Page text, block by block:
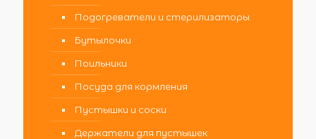
Подогреватели и стерилизаторы
Бутылочки
Поильники
Посуда для кормления
Пустышки и соски
Держатели для пустышек